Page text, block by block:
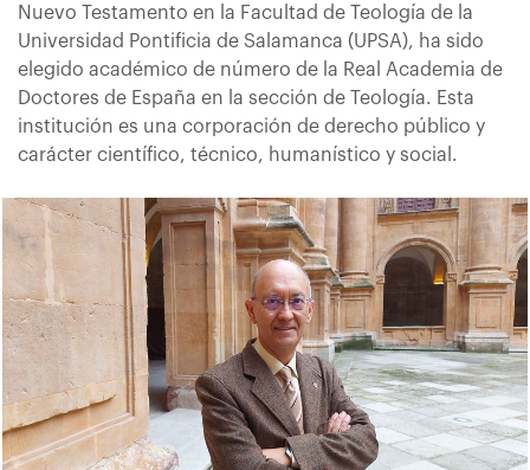
Nuevo Testamento en la Facultad de Teología de la
Universidad Pontificia de Salamanca (UPSA), ha sido
elegido académico de número de la Real Academia de
Doctores de España en la sección de Teología. Esta
institución es una corporación de derecho público y
carácter científico, técnico, humanístico y social.